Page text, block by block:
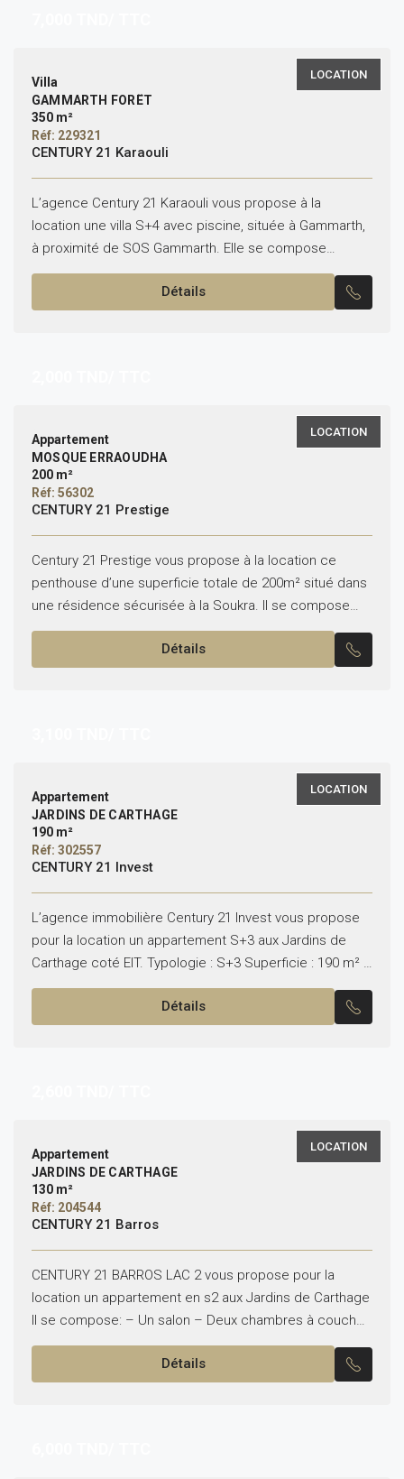
LOCATION
Villa
GAMMARTH FORÊT
350 m²
Réf: 229321
CENTURY 21 Karaouli
L’agence Century 21 Karaouli vous propose à la
location une villa S+4 avec piscine, située à Gammarth,
à proximité de SOS Gammarth. Elle se compose
comme suit : Au rez-de-jardin : -Un...
Détails
LOCATION
Appartement
MOSQUE ERRAOUDHA
200 m²
Réf: 56302
CENTURY 21 Prestige
Century 21 Prestige vous propose à la location ce
penthouse d’une superficie totale de 200m² situé dans
une résidence sécurisée à la Soukra. Il se compose
comme suit : – Salon, salle...
Détails
LOCATION
Appartement
JARDINS DE CARTHAGE
190 m²
Réf: 302557
CENTURY 21 Invest
L’agence immobilière Century 21 Invest vous propose
pour la location un appartement S+3 aux Jardins de
Carthage coté EIT. Typologie : S+3 Superficie : 190 m² Il
se compose de : –...
Détails
LOCATION
Appartement
JARDINS DE CARTHAGE
130 m²
Réf: 204544
CENTURY 21 Barros
CENTURY 21 BARROS LAC 2 vous propose pour la
location un appartement en s2 aux Jardins de Carthage
Il se compose: – Un salon – Deux chambres à coucher
– Une cuisine...
Détails